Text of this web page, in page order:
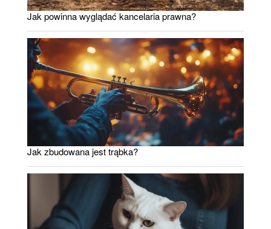
Jak powinna wyglądać kancelaria prawna?
Jak zbudowana jest trąbka?